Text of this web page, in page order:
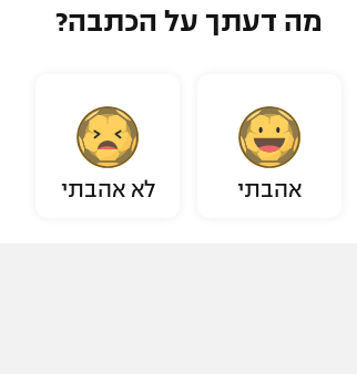
מה דעתך על הכתבה?
אהבתי לא אהבתי